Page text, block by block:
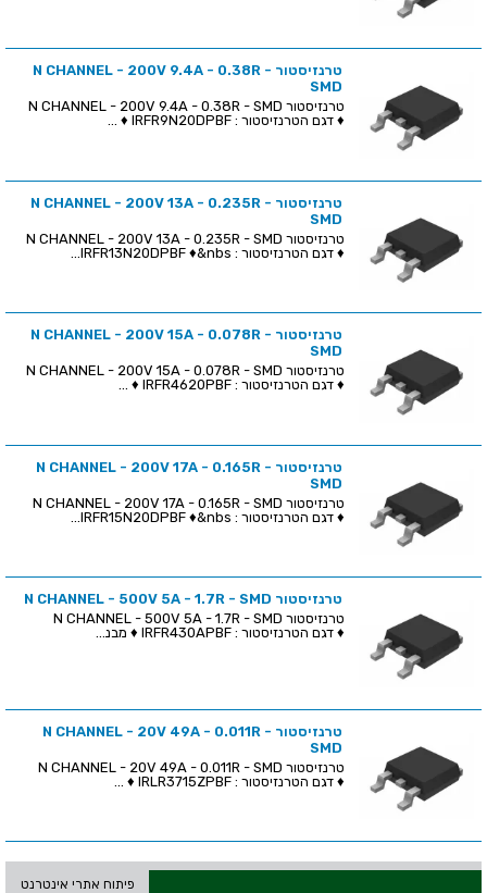
טרנזיסטור N CHANNEL - 200V 9.4A - 0.38R -
SMD
♦ דגם הטרנזיסטור : IRFR9N20DPBF ♦ ...
טרנזיסטור N CHANNEL - 200V 13A - 0.235R -
SMD
♦ דגם הטרנזיסטור : IRFR13N20DPBF ♦&nbs...
טרנזיסטור N CHANNEL - 200V 15A - 0.078R -
SMD
♦ דגם הטרנזיסטור : IRFR4620PBF ♦ ...
טרנזיסטור N CHANNEL - 200V 17A - 0.165R -
SMD
♦ דגם הטרנזיסטור : IRFR15N20DPBF ♦&nbs...
טרנזיסטור N CHANNEL - 500V 5A - 1.7R - SMD
♦ דגם הטרנזיסטור : IRFR430APBF ♦ מבנ...
טרנזיסטור N CHANNEL - 20V 49A - 0.011R -
SMD
♦ דגם הטרנזיסטור : IRLR3715ZPBF ♦ ...
פיתוח אתרי אינטרנט